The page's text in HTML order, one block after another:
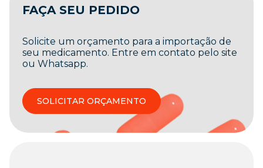
FAÇA SEU PEDIDO
Solicite um orçamento para a importação de
seu medicamento. Entre em contato pelo site
ou Whatsapp.
SOLICITAR ORÇAMENTO